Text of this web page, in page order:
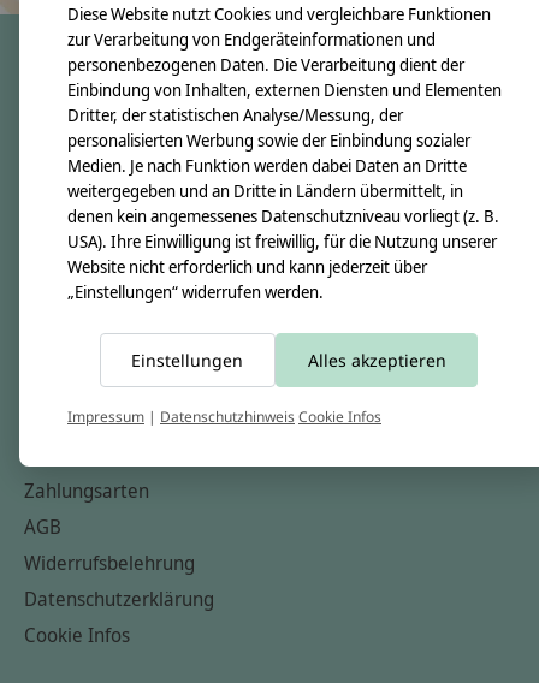
crêpes suzette
Über uns
Unsere Creppies
Nähkästchen
Unsere Stoffe
Impressum
Informationen
Kontakt
Zahlungsarten
AGB
Widerrufsbelehrung
Datenschutzerklärung
Cookie Infos
Diese Website nutzt Cookies und vergleichbare Funktionen
zur Verarbeitung von Endgeräteinformationen und
personenbezogenen Daten. Die Verarbeitung dient der
Einbindung von Inhalten, externen Diensten und Elementen
Dritter, der statistischen Analyse/Messung, der
personalisierten Werbung sowie der Einbindung sozialer
Medien. Je nach Funktion werden dabei Daten an Dritte
weitergegeben und an Dritte in Ländern übermittelt, in
denen kein angemessenes Datenschutzniveau vorliegt (z. B.
USA). Ihre Einwilligung ist freiwillig, für die Nutzung unserer
Website nicht erforderlich und kann jederzeit über
„Einstellungen“ widerrufen werden.
Einstellungen Alles akzeptieren
Impressum | DatenschutzhinweisCookie Infos